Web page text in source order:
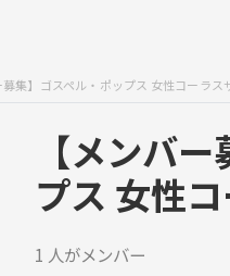
募集】ゴスペル・ポップス 女性コーラス
【メンバ
プス 女性
1 人がメンバー